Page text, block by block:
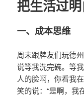
把生活过
一、成本思维
周末跟牌友们玩德
说等我洗完碗。等
人的脸啊，你看我
笑的说：“是啊，我